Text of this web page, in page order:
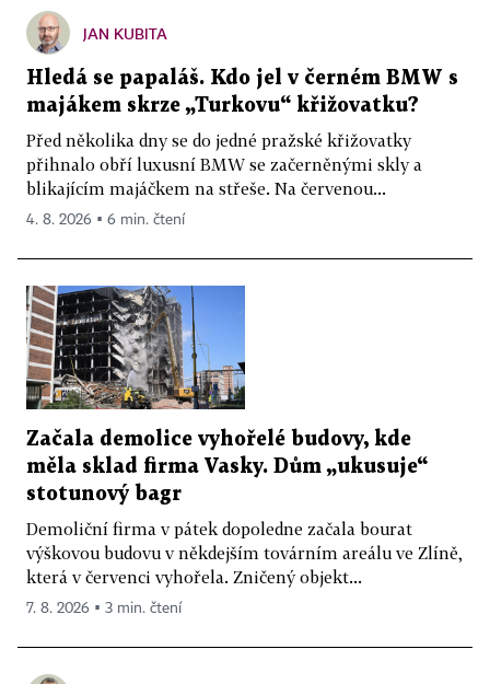
JAN KUBITA
Hledá se papaláš. Kdo jel v černém BMW s
majákem skrze „Turkovu“ křižovatku?
Před několika dny se do jedné pražské křižovatky
přihnalo obří luxusní BMW se začerněnými skly a
blikajícím majáčkem na střeše. Na červenou...
4. 8. 2026 ▪ 6 min. čtení
Začala demolice vyhořelé budovy, kde
měla sklad firma Vasky. Dům „ukusuje“
stotunový bagr
Demoliční firma v pátek dopoledne začala bourat
výškovou budovu v někdejším továrním areálu ve Zlíně,
která v červenci vyhořela. Zničený objekt...
7. 8. 2026 ▪ 3 min. čtení